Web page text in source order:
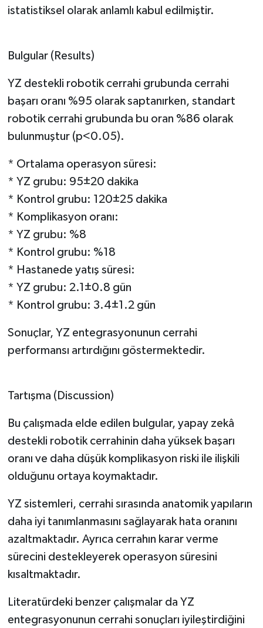
istatistiksel olarak anlamlı kabul edilmiştir.
Bulgular (Results)
YZ destekli robotik cerrahi grubunda cerrahi
başarı oranı %95 olarak saptanırken, standart
robotik cerrahi grubunda bu oran %86 olarak
bulunmuştur (p<0.05).
* Ortalama operasyon süresi:
* YZ grubu: 95±20 dakika
* Kontrol grubu: 120±25 dakika
* Komplikasyon oranı:
* YZ grubu: %8
* Kontrol grubu: %18
* Hastanede yatış süresi:
* YZ grubu: 2.1±0.8 gün
* Kontrol grubu: 3.4±1.2 gün
Sonuçlar, YZ entegrasyonunun cerrahi
performansı artırdığını göstermektedir.
Tartışma (Discussion)
Bu çalışmada elde edilen bulgular, yapay zekâ
destekli robotik cerrahinin daha yüksek başarı
oranı ve daha düşük komplikasyon riski ile ilişkili
olduğunu ortaya koymaktadır.
YZ sistemleri, cerrahi sırasında anatomik yapıların
daha iyi tanımlanmasını sağlayarak hata oranını
azaltmaktadır. Ayrıca cerrahın karar verme
sürecini destekleyerek operasyon süresini
kısaltmaktadır.
Literatürdeki benzer çalışmalar da YZ
entegrasyonunun cerrahi sonuçları iyileştirdiğini